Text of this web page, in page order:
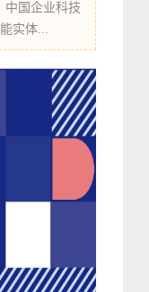
中国企业科技
实体...